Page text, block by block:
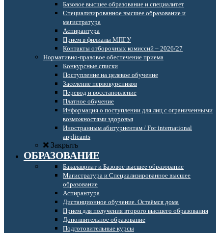
Базовое высшее образование и специалитет
Специализированное высшее образование и
магистратура
Аспирантура
Прием в филиалы МПГУ
Контакты отборочных комиссий – 2026/27
Нормативно-правовое обеспечение приема
Конкурсные списки
Поступление на целевое обучение
Заселение первокурсников
Перевод и восстановление
Платное обучение
Информация о поступлении для лиц с ограниченными
возможностями здоровья
Иностранным абитуриентам / For international
applicants
Закрыть
ОБРАЗОВАНИЕ
Бакалавриат и Базовое высшее образование
Магистратура и Специализированное высшее
образование
Аспирантура
Дистанционное обучение. Остаёмся дома
Прием для получения второго высшего образования
Дополнительное образование
Подготовительные курсы